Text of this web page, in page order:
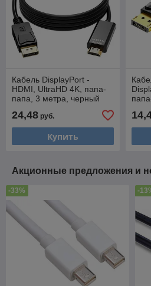
Кабель DisplayPort -
HDMI, UltraHD 4K, папа-
папа, 3 метра, черный
24,48 руб.
Купить
Акционные предложения и
-33% -